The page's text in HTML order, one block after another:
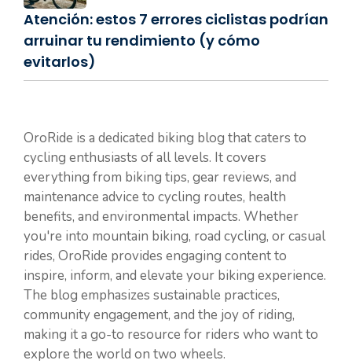
Atención: estos 7 errores ciclistas podrían
arruinar tu rendimiento (y cómo
evitarlos)
OroRide is a dedicated biking blog that caters to
cycling enthusiasts of all levels. It covers
everything from biking tips, gear reviews, and
maintenance advice to cycling routes, health
benefits, and environmental impacts. Whether
you're into mountain biking, road cycling, or casual
rides, OroRide provides engaging content to
inspire, inform, and elevate your biking experience.
The blog emphasizes sustainable practices,
community engagement, and the joy of riding,
making it a go-to resource for riders who want to
explore the world on two wheels.